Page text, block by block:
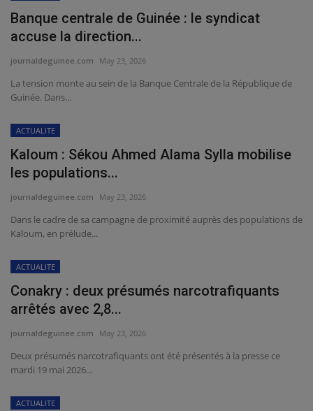
Banque centrale de Guinée : le syndicat
accuse la direction...
journaldeguinee.com May 23, 2026
La tension monte au sein de la Banque Centrale de la République de
Guinée. Dans...
ACTUALITE
Kaloum : Sékou Ahmed Alama Sylla mobilise
les populations...
journaldeguinee.com May 23, 2026
Dans le cadre de sa campagne de proximité auprès des populations de
Kaloum, en prélude...
ACTUALITE
Conakry : deux présumés narcotrafiquants
arrêtés avec 2,8...
journaldeguinee.com May 23, 2026
Deux présumés narcotrafiquants ont été présentés à la presse ce
mardi 19 mai 2026...
ACTUALITE